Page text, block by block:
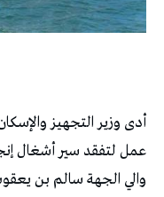
أدى وزير التجهيز
عمل لتفقد سير أشغال
والي الجهة سالم بن